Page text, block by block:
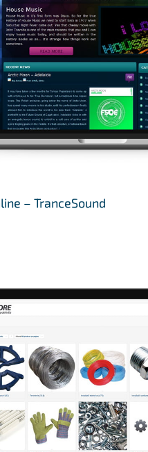
– TranceSound